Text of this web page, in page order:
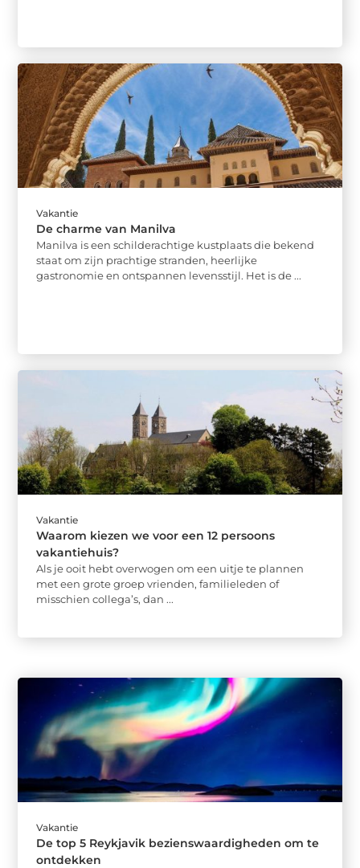
Vakantie
De charme van Manilva
Manilva is een schilderachtige kustplaats die bekend
staat om zijn prachtige stranden, heerlijke
gastronomie en ontspannen levensstijl. Het is de ...
Vakantie
Waarom kiezen we voor een 12 persoons
vakantiehuis?
Als je ooit hebt overwogen om een uitje te plannen
met een grote groep vrienden, familieleden of
misschien collega’s, dan ...
Vakantie
De top 5 Reykjavik bezienswaardigheden om te
ontdekken